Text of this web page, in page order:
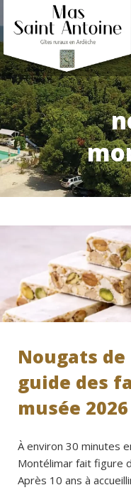
Nougats
guide des
musée 2026
À environ 30 minutes
Montélimar fait figure
Après 10 ans à